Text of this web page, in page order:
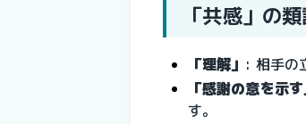
「共感」の
「理解」 : 相手の
「感謝の意を示す
す。